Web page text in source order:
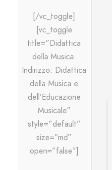
[/vc_toggle]
[vc_toggle
title=”Didattica
della Musica.
Indirizzo: Didattica
della Musica e
dell’Educazione
Musicale”
style=”default”
size=”md”
open=”false”]